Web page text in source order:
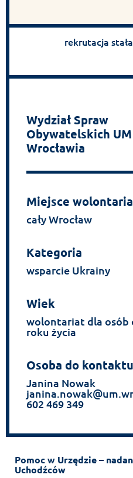
rekrutacja stała
Wydział Spraw
Obywatelskich UM
Wrocławia
Miejsce
cały Wrocław
Kategoria
wsparcie Ukrainy
Wiek
wolontariat dla osób
roku życia
Osoba do kontaktu
Janina Nowak
602 469 349
Pomoc w Urzędzie –
Uchodźców